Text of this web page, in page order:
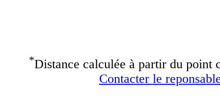
*Distance calculée à partir du point
Contacter le